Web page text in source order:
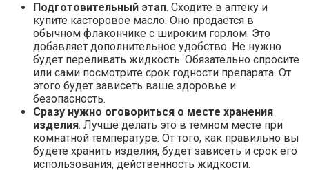
Подготовительный этап. Сходите в аптеку и
купите касторовое масло. Оно продается в
обычном флакончике с широким горлом. Это
добавляет дополнительное удобство. Не нужно
будет переливать жидкость. Обязательно спросите
или сами посмотрите срок годности препарата. От
этого будет зависеть ваше здоровье и
безопасность.
Сразу нужно оговориться о месте хранения
изделия. Лучше делать это в темном месте при
комнатной температуре. От того, как правильно вы
будете хранить изделия, будет зависеть и срок его
использования, действенность жидкости.